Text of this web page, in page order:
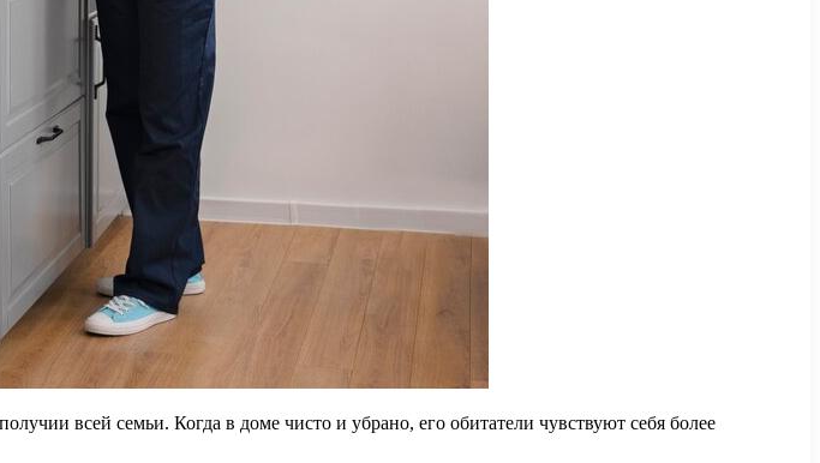
всей семьи. Когда в доме чисто и убрано, его обитатели чувствуют себя более